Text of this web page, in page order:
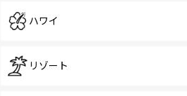
ハワイ
リゾート